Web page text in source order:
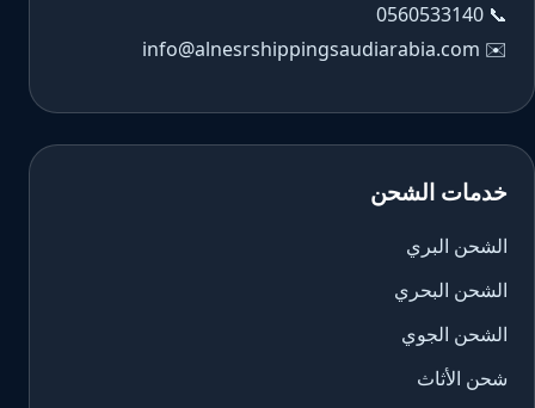
📞
0560533140
✉️
info@alnesrshippingsaudiarabia.com
خدمات الشحن
الشحن البري
الشحن البحري
الشحن الجوي
شحن الأثاث